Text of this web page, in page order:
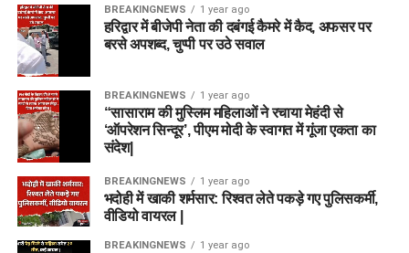
प्रश्न 2: आज के मैच में Dream11 कप्तान
किसे बनाएं?
Bruntसबसे बेस्ट विकल्प हैं।
प्रश्न 3: क्या केनिंगटन ओवल की पिच स्पिनरों
के लिए अच्छी है?
उत्तर:हां, मैच के दूसरे हाफ में स्पिनरों को टर्न मिलता है, हालांकि तेज
गेंदबाजों को नई गेंद से शुरुआती ओवरों में मदद मिलती है।
Mitchell Marsh
मार्श शानदार ऑलराउंडर हैं और बल्ले व गेंद दोनों से अंक दिला सकते हैं।
Joe Clarke
ओपनिंग बल्लेबाज होने के कारण बड़ी पारी खेलने की क्षमता रखते हैं।
उपकप्तान (Vice Captain)
Ryan Rickelton
BREAKINGNEWS 1 year ago
हरिद्वार में बीजेपी नेता की दबंगई कैमरे में कैद, अफसर पर
बरसे अपशब्द, चुप्पी पर उठे सवाल
BREAKINGNEWS 1 year ago
“सासाराम की मुस्लिम महिलाओं ने रचाया मेहंदी से
‘ऑपरेशन सिन्दूर’, पीएम मोदी के स्वागत में गूंजा एकता का
संदेश|
BREAKINGNEWS 1 year ago
भदोही में खाकी शर्मसार: रिश्वत लेते पकड़े गए पुलिसकर्मी,
वीडियो वायरल |
BREAKINGNEWS 1 year ago